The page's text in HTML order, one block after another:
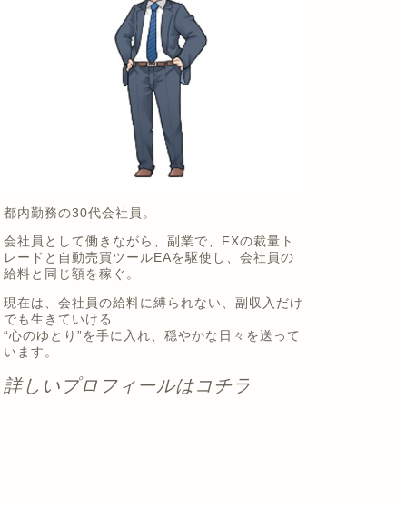
都内勤務の30代会社員。
会社員として働きながら、副業で、FXの裁量ト
レードと自動売買ツールEAを駆使し、会社員の
給料と同じ額を稼ぐ。
現在は、会社員の給料に縛られない、副収入だけ
でも生きていける
“心のゆとり”を手に入れ、穏やかな日々を送って
います。
詳しいプロフィールはコチラ